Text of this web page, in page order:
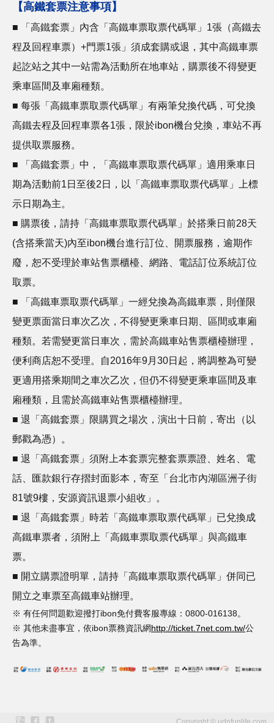
【高鐵套票注意事項】
■ 「高鐵套票」內含「高鐵車票取票代碼單」1張（高鐵去
程及回程車票）+門票1張」須成套購或退，其中高鐵車票
起訖站之其中一站需為活動所在地車站，購票後不得變更
乘車區間及車廂種類。
■ 每張「高鐵車票取票代碼單」有兩筆兌換代碼，可兌換
高鐵去程及回程車票各1張，限於ibon機台兌換，車站不再
提供取票服務。
■ 「高鐵套票」中，「高鐵車票取票代碼單」適用乘車日
期為活動前1日至後2日，以「高鐵車票取票代碼單」上標
示日期為主。
■ 購票後，請持「高鐵車票取票代碼單」於搭乘日前28天
(含搭乘當天)內至ibon機台進行訂位、開票服務，逾期作
廢，恕不受理於車站售票櫃檯、網路、電話訂位系統訂位
取票。
■ 「高鐵車票取票代碼單」一經兌換為高鐵車票，則僅限
變更票面當日車次乙次，不得變更乘車日期、區間或車廂
種類。若需變更當日車次，需於高鐵車站售票櫃檯辦理，
便利商店恕不受理。自2016年9月30日起，將調整為可變
更適用搭乘期間之車次乙次，但仍不得變更乘車區間及車
廂種類，且需於高鐵車站售票櫃檯辦理。
■ 退「高鐵套票」限購買之場次，演出十日前，寄出（以
郵戳為憑）。
■ 退「高鐵套票」須附上本套票完整套票票證、姓名、電
話、匯款銀行存摺封面影本，寄至「台北市內湖區洲子街
81號9樓，安源資訊退票小組收」。
■ 退「高鐵套票」時若「高鐵車票取票代碼單」已兌換成
高鐵車票者，須附上「高鐵車票取票代碼單」與高鐵車
票。
■ 開立購票證明單，請持「高鐵車票取票代碼單」併同已
開立之車票至高鐵車站辦理。
※ 有任何問題歡迎撥打ibon免付費客服專線：0800-016138。
※ 其他未盡事宜，依ibon票務資訊網http://ticket.7net.com.tw/公
告為準。